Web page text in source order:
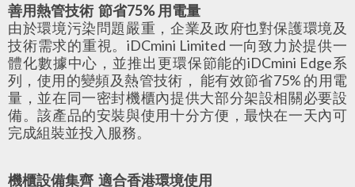
善用熱管技術 節省75% 用電量
由於環境污染問題嚴重，企業及政府也對保護環境及
技術需求的重視。iDCmini Limited 一向致力於提供一
體化數據中心，並推出更環保節能的iDCmini Edge系
列，使用的變頻及熱管技術， 能有效節省75% 的用電
量，並在同一密封機櫃內提供大部分架設相關必要設
備。該產品的安裝與使用十分方便，最快在一天內可
完成組裝並投入服務。
機櫃設備集齊 適合香港環境使用